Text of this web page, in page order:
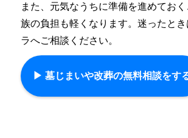
また、元気なうちに準備を進めてお
族の負担も軽くなります。迷ったと
ラへご相談ください。
▶︎ 墓じまいや改葬の無料相談をす